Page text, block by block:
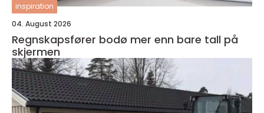
inspiration
04. August 2026
Regnskapsfører bodø mer enn bare tall på
skjermen